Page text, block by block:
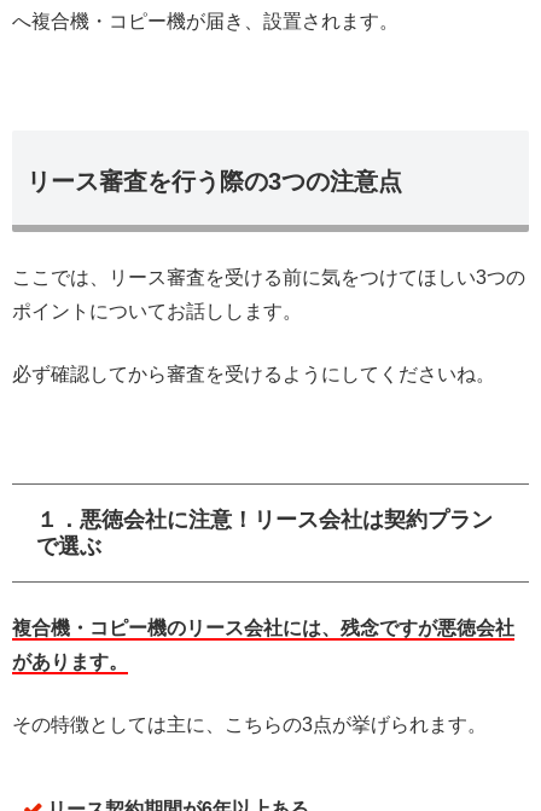
へ複合機・コピー機が届き、設置されます。
リース審査を行う際の3つの注意点
ここでは、リース審査を受ける前に気をつけてほしい3つの
ポイントについてお話しします。
必ず確認してから審査を受けるようにしてくださいね。
１．悪徳会社に注意！リース会社は契約プラン
で選ぶ
複合機・コピー機のリース会社には、残念ですが悪徳会社
があります。
その特徴としては主に、こちらの3点が挙げられます。